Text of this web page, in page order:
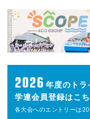
2026 年度の ト
学連会員登録はこ
各大会へのエントリーは